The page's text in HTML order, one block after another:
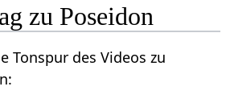
zu Poseidon
Tonspur des Videos zu